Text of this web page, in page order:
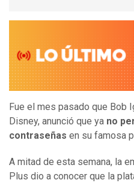
Fue el mes pasado que Bob
Disney, anunció que ya no
contraseñas en su famosa
A mitad de esta semana, la
Plus dio a conocer que la